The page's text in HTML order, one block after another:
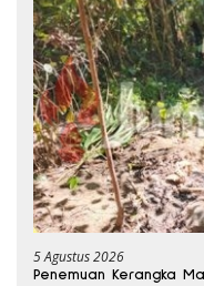
5 Agustus 2026
Penemuan Kerangka